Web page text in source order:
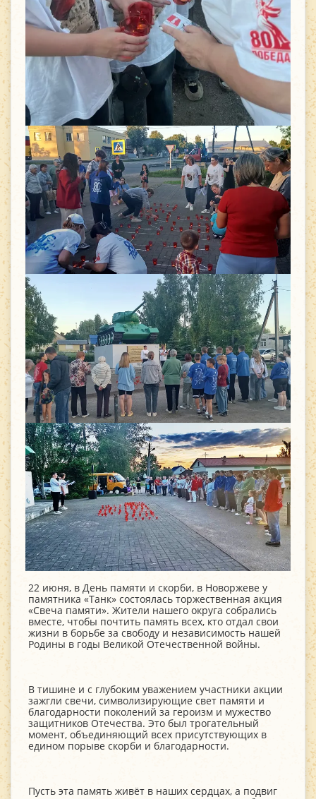
22 июня, в День памяти и скорби, в Новоржеве у
памятника «Танк» состоялась торжественная акция
«Свеча памяти». Жители нашего округа собрались
вместе, чтобы почтить память всех, кто отдал свои
жизни в борьбе за свободу и независимость нашей
Родины в годы Великой Отечественной войны.
В тишине и с глубоким уважением участники акции
зажгли свечи, символизирующие свет памяти и
благодарности поколений за героизм и мужество
защитников Отечества. Это был трогательный
момент, объединяющий всех присутствующих в
едином порыве скорби и благодарности.
Пусть эта память живёт в наших сердцах, а подвиг